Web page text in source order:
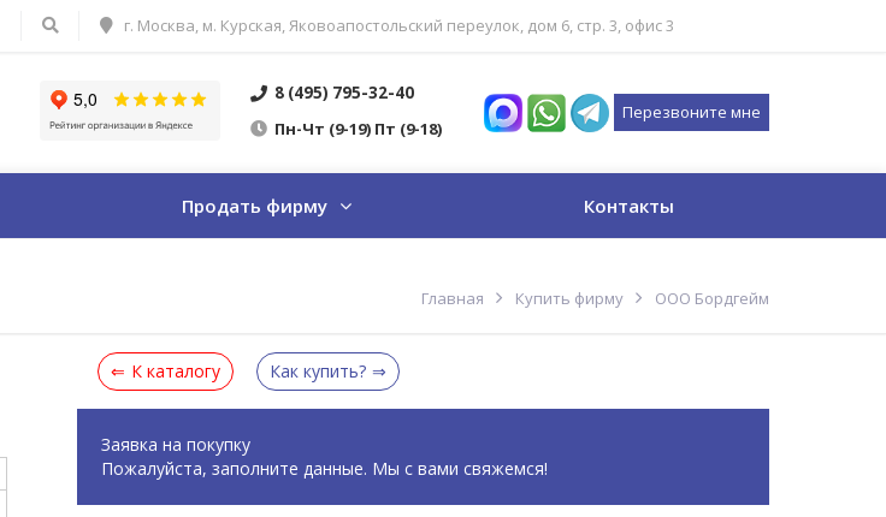
г. Москва, м. Курская, Яковоапостольский переулок, дом 6, стр. 3, офис 3
8 (495) 795-32-40
Пн-Чт (9-19) Пт (9-18)
Перезвоните мне
Продать фирму Контакты
Главная Купить фирму ООО Бордгейм
К каталогу Как купить?
Заявка на покупку
Пожалуйста, заполните данные. Мы с вами свяжемся!